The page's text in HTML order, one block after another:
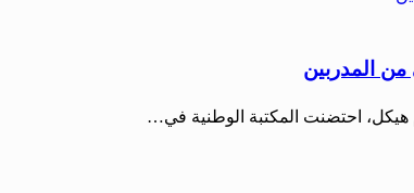
من المدربين
هيكل، احتضنت المكتبة الوطنية في…